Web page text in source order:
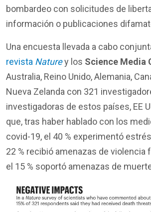
bombardeo con solicitudes de
información o publicaciones
Una encuesta llevada a cabo
revista Naturey los Science Media
Australia, Reino Unido, Alemania,
Nueva Zelanda con 321
investigadoras de estos países, EE
que, tras haber hablado con los
covid-19, el 40 % experimentó
22 % recibió amenazas de violencia
el 15 % soportó amenazas de